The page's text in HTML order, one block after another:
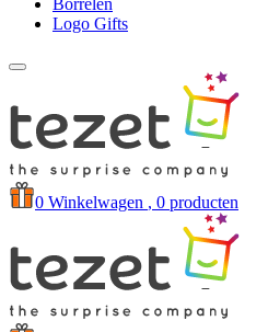
Borrelen
Logo Gifts
0 Winkelwagen , 0 producten